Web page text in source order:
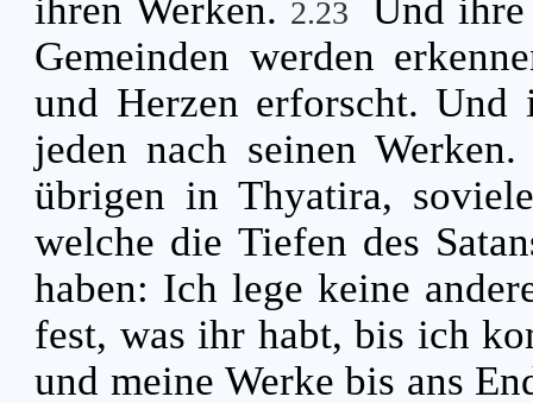
ihren Werken. 2.23
Und
Gemeinden werden
und Herzen erforscht.
jeden nach seinen
übrigen in Thyatira,
welche die Tiefen des
haben: Ich lege keine
fest, was ihr habt, bis ich
und meine Werke bis ans